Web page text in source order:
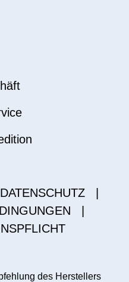
DATENSCHUTZ
des Herstellers